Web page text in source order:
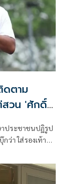
ตาม
สวน 'ศักดิ์
ประชาชนปฏิรูป
ว่า ใส่รองเท้า